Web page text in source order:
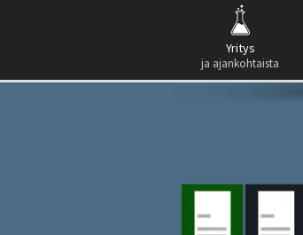
Yritys
ja ajankohtaista